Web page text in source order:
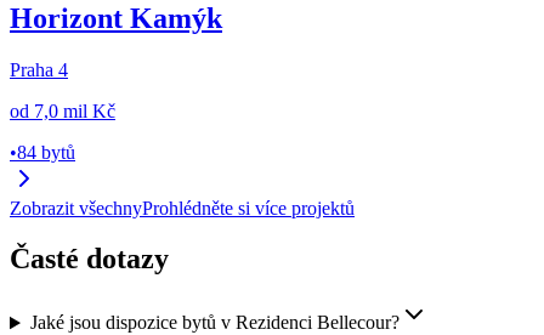
Horizont Kamýk
Praha 4
od 7,0 mil Kč
•84 bytů
Zobrazit všechnyProhlédněte si více projektů
Časté dotazy
Jaké jsou dispozice bytů v Rezidenci Bellecour?